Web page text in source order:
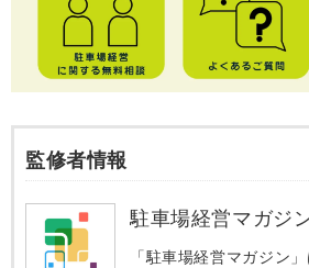
監修者情報
駐車場経営マガジ
「駐車場経営マガジン